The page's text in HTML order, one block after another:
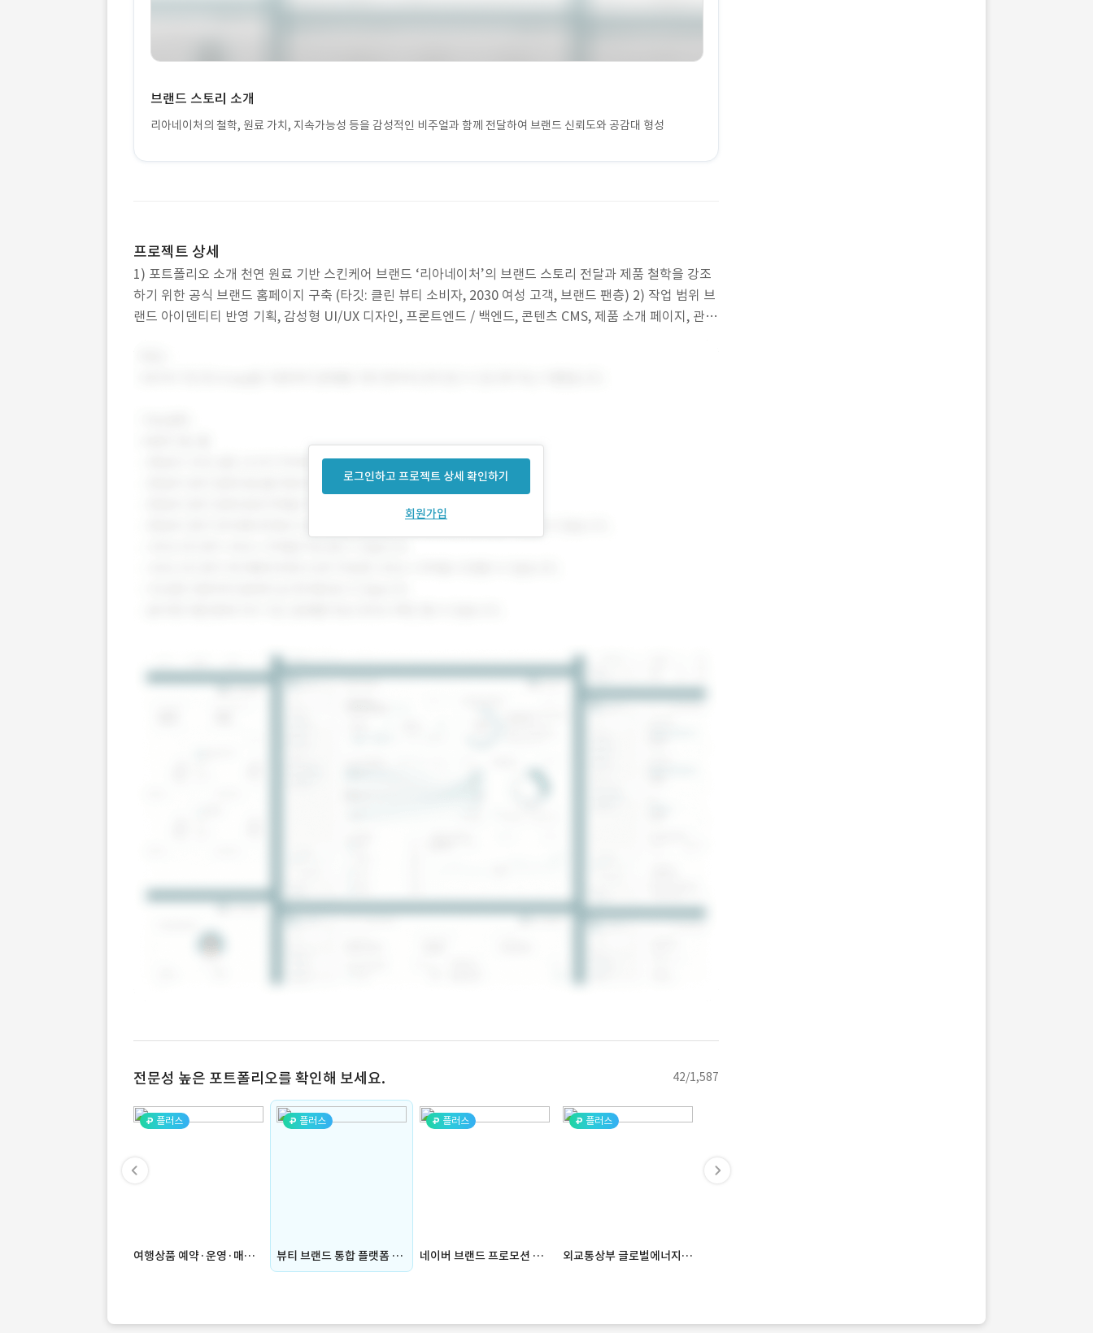
브랜드 스토리 소개
리아네이처의 철학, 원료 가치, 지속가능성 등을 감성적인 비주얼과 함께 전달하여 브랜드 신뢰도와 공감대 형성
프로젝트 상세
1) 포트폴리오 소개 천연 원료 기반 스킨케어 브랜드 ‘리아네이처’의 브랜드 스토리 전달과 제품 철학을 강조
하기 위한 공식 브랜드 홈페이지 구축 (타깃: 클린 뷰티 소비자, 2030 여성 고객, 브랜드 팬층) 2) 작업 범위 브
랜드 아이덴티티 반영 기획, 감성형 UI/UX 디자인, 프론트엔드 / 백엔드, 콘텐츠 CMS, 제품 소개 페이지, 관리
로그인하고 프로젝트 상세 확인하기
회원가입
전문성 높은 포트폴리오를 확인해 보세요. 42/1,587
플러스
여행상품 예약·운영·매칭 통합 플랫폼 (앱, ios, android, 크로스플랫폼, 모바일앱, 모바일, 광고, 알림, 관리자페이지, 자동화, 통계, 푸쉬)
플러스
뷰티 브랜드 통합 플랫폼 및 관리 솔루션 구축 | 리아네이처 (홈페이지, 회사소개, 웹사이트, 홈페이지, 커머스, CMS, 제품관리, 어드민)
플러스
네이버 브랜드 프로모션 캠페인 | 지식쇼핑 × 인텔 PC (네이버 지식쇼핑 시스템 연동, 웹사이트, 홈페이지, 네이버, 자체구축, CMS, 제품관리, 리뷰관리, 어드민)
플러스
외교통상부 글로벌에너지협력센터 홈페이지 (대시보드, 웹사이트, 홈페이지, 공공기관, 자체구축, CMS, 어드민, 디지털 아카이브, 영상 콘텐츠, JAVA, ORACLE)